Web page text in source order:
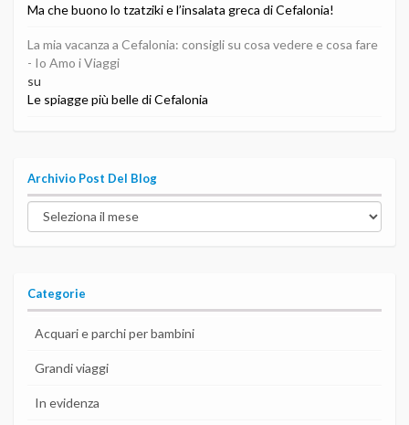
Ma che buono lo tzatziki e l’insalata greca di Cefalonia!
La mia vacanza a Cefalonia: consigli su cosa vedere e cosa fare
- Io Amo i Viaggi
su
Le spiagge più belle di Cefalonia
Archivio Post Del Blog
Archivio
post
Categorie
Acquari e parchi per bambini
Grandi viaggi
In evidenza